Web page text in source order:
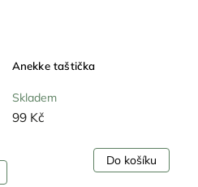
Anekke taštička
Skladem
99 Kč
Do košíku